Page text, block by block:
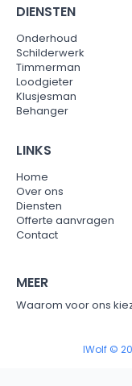
DIENSTEN
Onderhoud
Schilderwerk
Timmerman
Loodgieter
Klusjesman
Behanger
LINKS
Home
Over ons
Diensten
Offerte aanvragen
Contact
MEER
Waarom voor ons
IWolf ©